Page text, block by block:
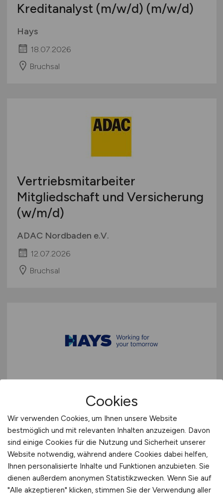
Kreditanalyst (m/w/d) (m/w/d)
Hays
18.07.2026
Bruchsal
Vertriebsmitarbeiter
Mitgliedschaft und Versicherung
(w/m/d)
ADAC Nordbaden e.V.
12.07.2026
Bruchsal
Kreditanalyse(m/w/d)
Hays
05.07.2026
Bruchsal
Cookies
Wir verwenden Cookies, um Ihnen unsere Website
bestmöglich und mit relevanten Inhalten anzuzeigen. Davon
sind einige Cookies für die Nutzung und Sicherheit unserer
Website notwendig, während andere Cookies dabei helfen,
Ihnen personalisierte Inhalte und Funktionen anzubieten. Sie
dienen außerdem anonymen Statistikzwecken. Wenn Sie auf
"Alle akzeptieren" klicken, stimmen Sie der Verwendung aller